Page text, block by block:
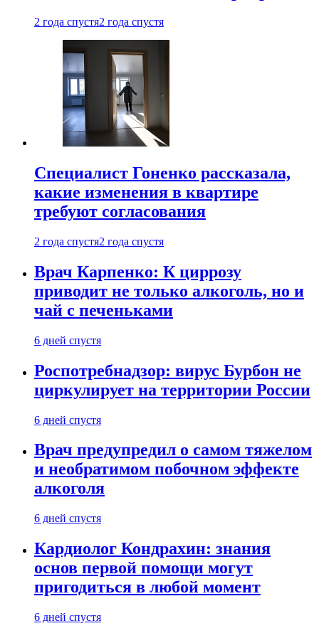
2 года спустя2 года спустя
Специалист Гоненко рассказала,
какие изменения в квартире
требуют согласования
2 года спустя2 года спустя
Врач Карпенко: К циррозу
приводит не только алкоголь, но и
чай с печеньками
6 дней спустя
Роспотребнадзор: вирус Бурбон не
циркулирует на территории России
6 дней спустя
Врач предупредил о самом тяжелом
и необратимом побочном эффекте
алкоголя
6 дней спустя
Кардиолог Кондрахин: знания
основ первой помощи могут
пригодиться в любой момент
6 дней спустя